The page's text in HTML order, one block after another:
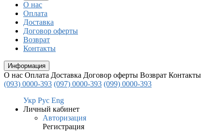
О нас
Оплата
Доставка
Договор оферты
Возврат
Контакты
Информация
О нас Оплата Доставка Договор оферты Возврат Контакты
(093) 0000-393 (097) 0000-393 (099) 0000-393
Укр Рус Eng
Личный кабинет
Авторизация
Регистрация